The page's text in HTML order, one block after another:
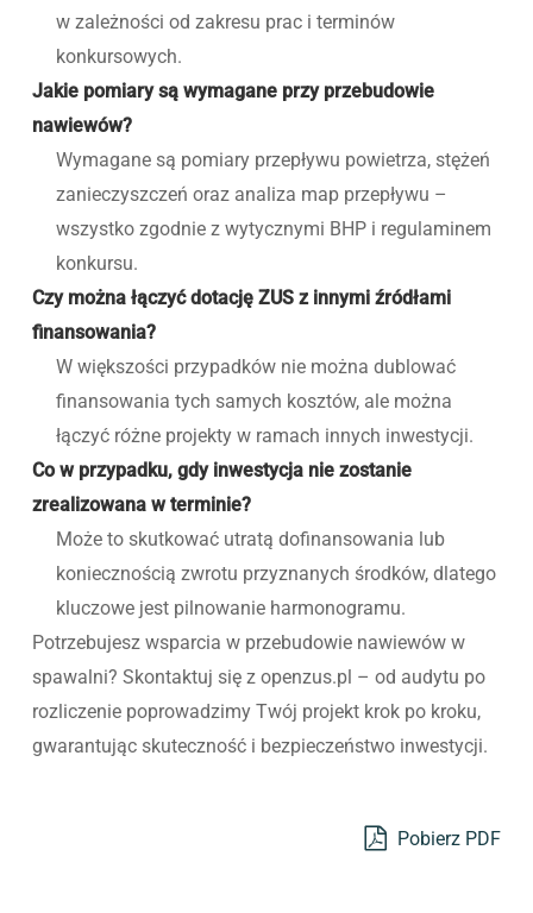
w zależności od zakresu prac i terminów
konkursowych.
Jakie pomiary są wymagane przy przebudowie
nawiewów?
Wymagane są pomiary przepływu powietrza, stężeń
zanieczyszczeń oraz analiza map przepływu –
wszystko zgodnie z wytycznymi BHP i regulaminem
konkursu.
Czy można łączyć dotację ZUS z innymi źródłami
finansowania?
W większości przypadków nie można dublować
finansowania tych samych kosztów, ale można
łączyć różne projekty w ramach innych inwestycji.
Co w przypadku, gdy inwestycja nie zostanie
zrealizowana w terminie?
Może to skutkować utratą dofinansowania lub
koniecznością zwrotu przyznanych środków, dlatego
kluczowe jest pilnowanie harmonogramu.
Potrzebujesz wsparcia w przebudowie nawiewów w
spawalni? Skontaktuj się z openzus.pl – od audytu po
rozliczenie poprowadzimy Twój projekt krok po kroku,
gwarantując skuteczność i bezpieczeństwo inwestycji.
Pobierz PDF